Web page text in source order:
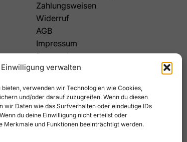
Einwilligung verwalten
verwenden wir Technologien wie Cookies,
und/oder darauf zuzugreifen. Wenn du diesen
wir Daten wie das Surfverhalten oder eindeutige IDs
du deine Einwilligung nicht erteilst oder
Merkmale und Funktionen beeinträchtigt werden.
Zahlungsweisen
Widerruf
AGB
Impressum
Datenschutz
Cookies